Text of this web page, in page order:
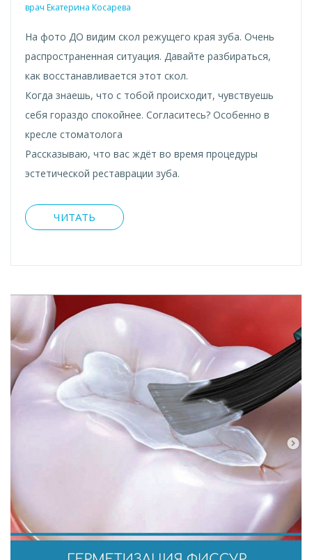
врач Екатерина Косарева
На фото ДО видим скол режущего края зуба. Очень
распространенная ситуация. Давайте разбираться,
как восстанавливается этот скол.
Когда знаешь, что с тобой происходит, чувствуешь
себя гораздо спокойнее. Согласитесь? Особенно в
кресле стоматолога⠀
Рассказываю, что вас ждёт во время процедуры
эстетической реставрации зуба.⠀
ЧИТАТЬ